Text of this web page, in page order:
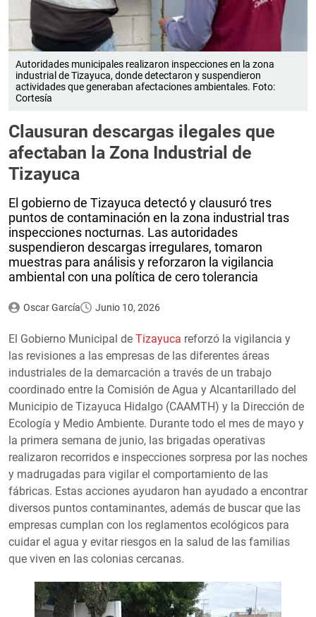
Autoridades municipales realizaron inspecciones en la zona
industrial de Tizayuca, donde detectaron y suspendieron
actividades que generaban afectaciones ambientales. Foto:
Cortesía
Clausuran descargas ilegales que
afectaban la Zona Industrial de
Tizayuca
El gobierno de Tizayuca detectó y clausuró tres
puntos de contaminación en la zona industrial tras
inspecciones nocturnas. Las autoridades
suspendieron descargas irregulares, tomaron
muestras para análisis y reforzaron la vigilancia
ambiental con una política de cero tolerancia
Oscar García Junio 10, 2026
El Gobierno Municipal de Tizayuca reforzó la vigilancia y
las revisiones a las empresas de las diferentes áreas
industriales de la demarcación a través de un trabajo
coordinado entre la Comisión de Agua y Alcantarillado del
Municipio de Tizayuca Hidalgo (CAAMTH) y la Dirección de
Ecología y Medio Ambiente. Durante todo el mes de mayo y
la primera semana de junio, las brigadas operativas
realizaron recorridos e inspecciones sorpresa por las noches
y madrugadas para vigilar el comportamiento de las
fábricas. Estas acciones ayudaron han ayudado a encontrar
diversos puntos contaminantes, además de buscar que las
empresas cumplan con los reglamentos ecológicos para
cuidar el agua y evitar riesgos en la salud de las familias
que viven en las colonias cercanas.